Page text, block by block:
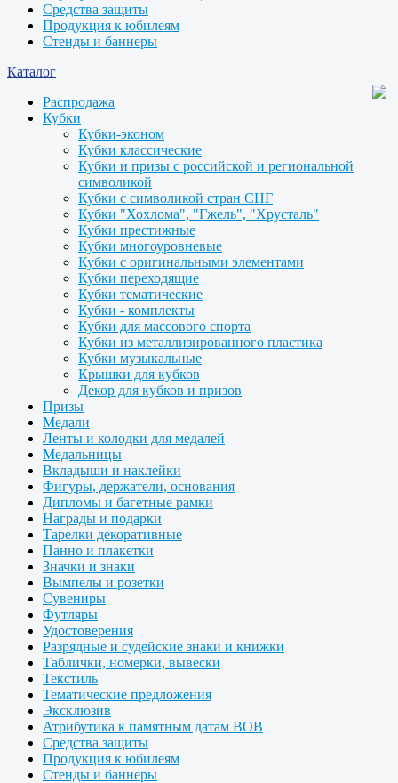
Средства защиты
Продукция к юбилеям
Стенды и баннеры
Каталог
Распродажа
Кубки
Кубки-эконом
Кубки классические
Кубки и призы с российской и региональной
символикой
Кубки с символикой стран СНГ
Кубки "Хохлома", "Гжель", "Хрусталь"
Кубки престижные
Кубки многоуровневые
Кубки с оригинальными элементами
Кубки переходящие
Кубки тематические
Кубки - комплекты
Кубки для массового спорта
Кубки из металлизированного пластика
Кубки музыкальные
Крышки для кубков
Декор для кубков и призов
Призы
Медали
Ленты и колодки для медалей
Медальницы
Вкладыши и наклейки
Фигуры, держатели, основания
Дипломы и багетные рамки
Награды и подарки
Тарелки декоративные
Панно и плакетки
Значки и знаки
Вымпелы и розетки
Сувениры
Футляры
Удостоверения
Разрядные и судейские знаки и книжки
Таблички, номерки, вывески
Текстиль
Тематические предложения
Эксклюзив
Атрибутика к памятным датам ВОВ
Средства защиты
Продукция к юбилеям
Стенды и баннеры